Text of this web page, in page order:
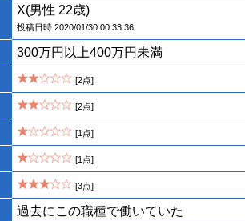
X(男性 22歳)
投稿日時:2020/01/30 00:33:36
300万円以上400万円未満
[2点]
[2点]
[1点]
[1点]
[3点]
過去にこの職種で働いていた